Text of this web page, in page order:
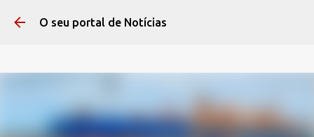
O seu portal de Notícias